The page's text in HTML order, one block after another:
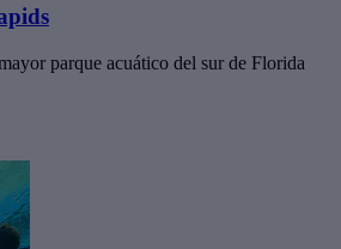
parque acuático del sur de Florida